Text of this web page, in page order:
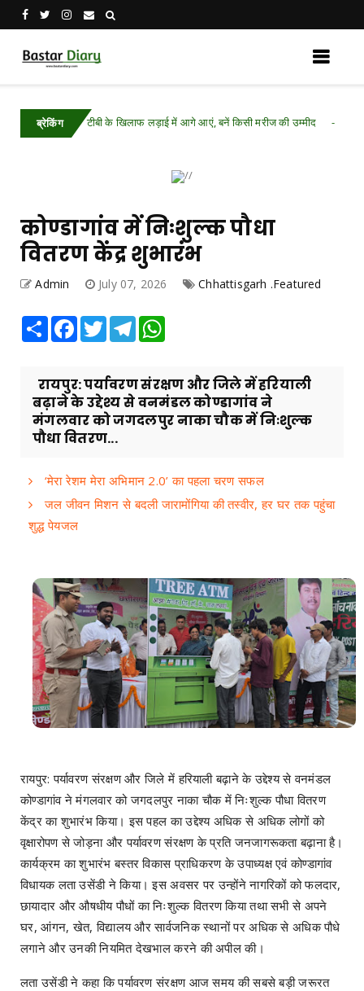
ब्रेकिंग
टीबी के खिलाफ लड़ाई में आगे आएं, बनें किसी मरीज की उम्मीद Chhattisgarh
कोण्डागांव में निःशुल्क पौधा
वितरण केंद्र शुभारंभ
Admin July 07, 2026 Chhattisgarh .Featured
Share Facebook
TwitterTelegram
रायपुर: पर्यावरण संरक्षण और जिले में हरियाली
बढ़ाने के उद्देश्य से वनमंडल कोण्डागांव ने
मंगलवार को जगदलपुर नाका चौक में निःशुल्क
पौधा वितरण...
‘मेरा रेशम मेरा अभिमान 2.0’ का पहला चरण सफल
जल जीवन मिशन से बदली जारामोंगिया की तस्वीर, हर घर तक पहुंचा
शुद्ध पेयजल
रायपुर: पर्यावरण संरक्षण और जिले में हरियाली बढ़ाने के उद्देश्य से वनमंडल
कोण्डागांव ने मंगलवार को जगदलपुर नाका चौक में निःशुल्क पौधा वितरण
केंद्र का शुभारंभ किया। इस पहल का उद्देश्य अधिक से अधिक लोगों को
वृक्षारोपण से जोड़ना और पर्यावरण संरक्षण के प्रति जनजागरूकता बढ़ाना है।
कार्यक्रम का शुभारंभ बस्तर विकास प्राधिकरण के उपाध्यक्ष एवं कोण्डागांव
विधायक लता उसेंडी ने किया। इस अवसर पर उन्होंने नागरिकों को फलदार,
छायादार और औषधीय पौधों का निःशुल्क वितरण किया तथा सभी से अपने
घर, आंगन, खेत, विद्यालय और सार्वजनिक स्थानों पर अधिक से अधिक पौधे
लगाने और उनकी नियमित देखभाल करने की अपील की।
लता उसेंडी ने कहा कि पर्यावरण संरक्षण आज समय की सबसे बड़ी जरूरत